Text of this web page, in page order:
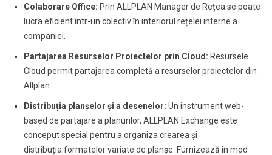
Colaborare Office: Prin ALLPLAN Manager de Rețea se poate
lucra eficient într-un colectiv în interiorul rețelei interne a
companiei.
Partajarea Resurselor Proiectelor prin Cloud: Resursele
Cloud permit partajarea completă a resurselor proiectelor din
Allplan.
Distribuția planșelor și a desenelor: Un instrument web-
based de partajare a planurilor, ALLPLAN Exchange este
conceput special pentru a organiza crearea și
distribuția formatelor variate de planșe. Furnizează în mod